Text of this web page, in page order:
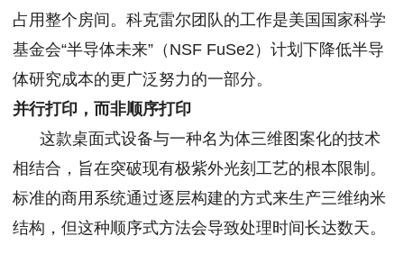
占用整个房间。科克雷尔团队的工作是美国国家科学
基金会“半导体未来”（NSF FuSe2）计划下降低半导
体研究成本的更广泛努力的一部分。
并行打印，而非顺序打印
这款桌面式设备与一种名为体三维图案化的技术
相结合，旨在突破现有极紫外光刻工艺的根本限制。
标准的商用系统通过逐层构建的方式来生产三维纳米
结构，但这种顺序式方法会导致处理时间长达数天。